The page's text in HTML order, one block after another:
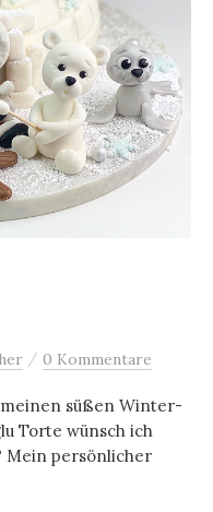
/ 0 Kommentare
süßen Winter-
Torte wünsch ich
Mein persönlicher